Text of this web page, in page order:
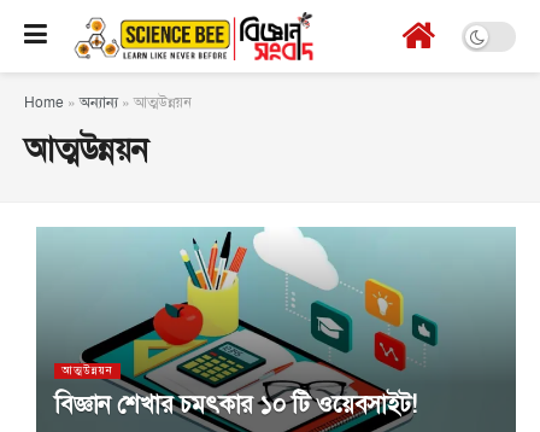
Home »অন্যান্য»আত্মউন্নয়ন
আত্মউন্নয়ন
আত্মউন্নয়ন
বিজ্ঞান শেখার চমৎকার ১০ টি ওয়েবসাইট!